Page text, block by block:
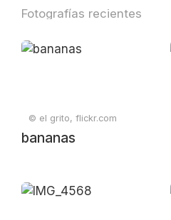
Fotografías recientes
© el grito, flickr.com
bananas